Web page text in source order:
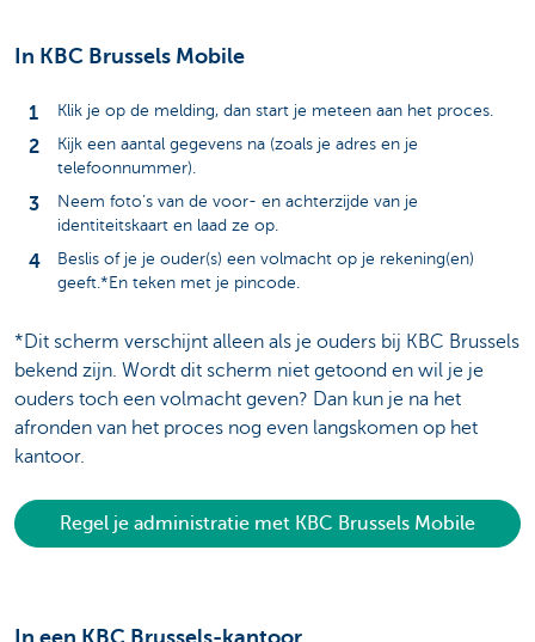
In KBC Brussels Mobile
Klik je op de melding, dan start je meteen aan het proces.
Kijk een aantal gegevens na (zoals je adres en je
telefoonnummer).
Neem foto’s van de voor- en achterzijde van je
identiteitskaart en laad ze op.
Beslis of je je ouder(s) een volmacht op je rekening(en)
geeft.*En teken met je pincode.
*Dit scherm verschijnt alleen als je ouders bij KBC Brussels
bekend zijn. Wordt dit scherm niet getoond en wil je je
ouders toch een volmacht geven? Dan kun je na het
afronden van het proces nog even langskomen op het
kantoor.
Regel je administratie met KBC Brussels Mobile